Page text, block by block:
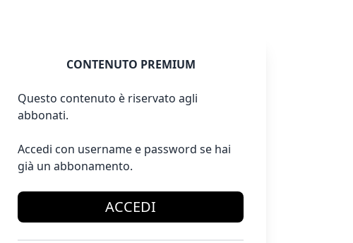
CONTENUTO PREMIUM
Questo contenuto è riservato agli
abbonati.
Accedi con username e password se hai
già un abbonamento.
ACCEDI